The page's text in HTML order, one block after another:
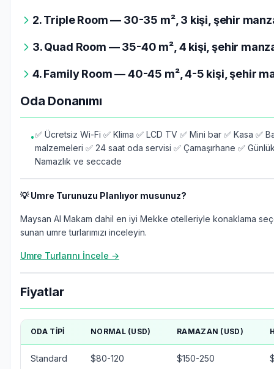
2. Triple Room — 30-35 m², 3 kişi, şehir
3. Quad Room — 35-40 m², 4 kişi, şehir
4. Family Room — 40-45 m², 4-5 kişi, şehir
Oda Donanımı
•✅ Ücretsiz Wi-Fi ✅ Klima ✅ LCD TV ✅ Mini bar ✅ Kasa ✅
malzemeleri ✅ 24 saat oda servisi ✅ Çamaşırhane ✅
Namazlık ve seccade
💡 Umre Turunuzu Planlıyor musunuz?
Maysan Al Makam dahil en iyi Mekke otelleriyle konaklama
sunan umre turlarımızı inceleyin.
Umre Turlarını İncele →
Fiyatlar
ODA TIPI NORMAL (USD) RAMAZAN (USD)
Standard $80-120 $150-250